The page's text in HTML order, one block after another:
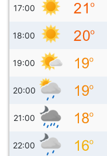
17:00
18:00
19:00
20:00
21:00
22:00